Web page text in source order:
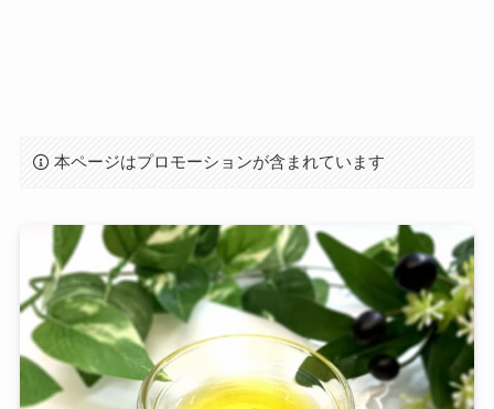
本ページはプロモーションが含まれています